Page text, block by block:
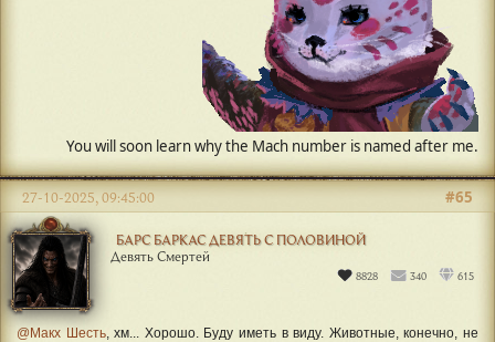
БАРС БАРКАС ДЕВЯТЬ С ПОЛОВИНОЙ
Девять Смертей
8828 340 615
#65
27-10-2025, 09:45:00
@Макх Шесть, хм... Хорошо. Буду иметь в виду. Животные, конечно, не